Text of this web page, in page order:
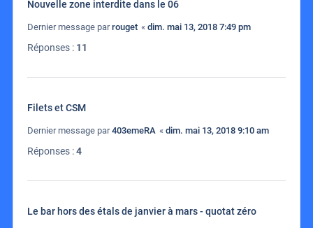
Nouvelle zone interdite dans le 06
Dernier message parrouget « dim. mai 13, 2018 7:49 pm
Réponses : 11
Filets et CSM
Dernier message par403emeRA « dim. mai 13, 2018 9:10 am
Réponses :4
Le bar hors des étals de janvier à mars - quotat zéro